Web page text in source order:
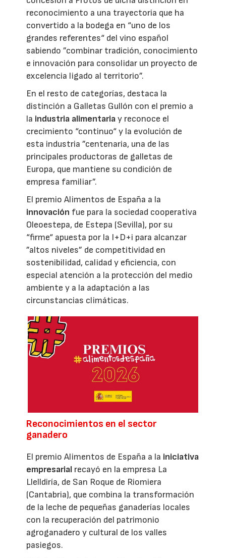
reconocimiento a una trayectoria que ha
convertido a la bodega en “uno de los
grandes referentes“ del vino español
sabiendo ”combinar tradición, conocimiento
e innovación para consolidar un proyecto de
excelencia ligado al territorio”.
En el resto de categorías, destaca la
distinción a Galletas Gullón con el premio a
la industria alimentariay reconoce el
crecimiento “continuo“ y la evolución de
esta industria ”centenaria, una de las
principales productoras de galletas de
Europa, que mantiene su condición de
empresa familiar”.
El premio Alimentos de España a la
innovación fue para la sociedad cooperativa
Oleoestepa, de Estepa (Sevilla), por su
“firme“ apuesta por la I+D+i para alcanzar
”altos niveles” de competitividad en
sostenibilidad, calidad y eficiencia, con
especial atención a la protección del medio
ambiente y a la adaptación a las
circunstancias climáticas.
Reconocimientos en el sector
ganadero
El premio Alimentos de España a la iniciativa
empresarial recayó en la empresa La
Llelldiría, de San Roque de Riomiera
(Cantabria), que combina la transformación
de la leche de pequeñas ganaderías locales
con la recuperación del patrimonio
agroganadero y cultural de los valles
pasiegos.